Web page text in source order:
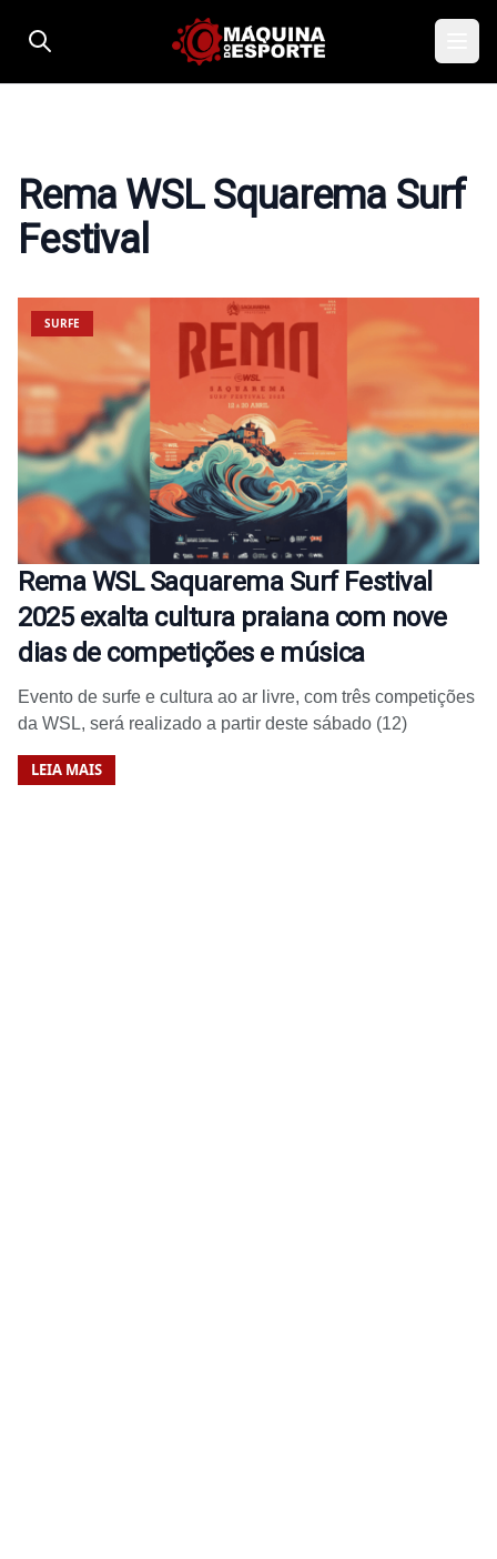
Rema WSL Squarema Surf
Festival
SURFE
Rema WSL Saquarema Surf Festival
2025 exalta cultura praiana com nove
dias de competições e música
Evento de surfe e cultura ao ar livre, com três competições
da WSL, será realizado a partir deste sábado (12)
LEIA MAIS